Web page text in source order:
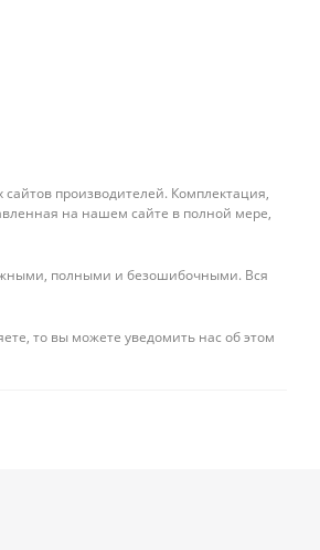
производителей. Комплектация,
на нашем сайте в полной мере,
полными и безошибочными. Вся
то вы можете уведомить нас об этом